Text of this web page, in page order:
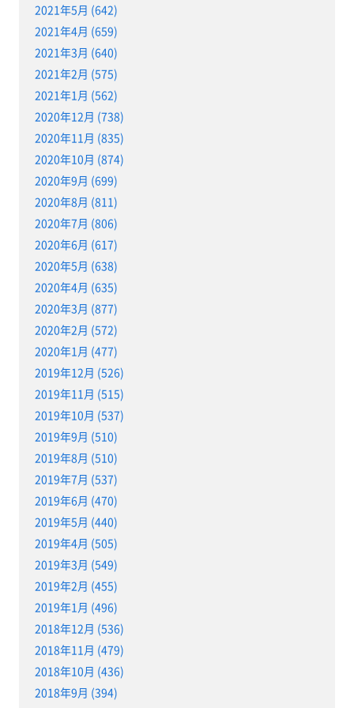
2021年5月 (642)
2021年4月 (659)
2021年3月 (640)
2021年2月 (575)
2021年1月 (562)
2020年12月 (738)
2020年11月 (835)
2020年10月 (874)
2020年9月 (699)
2020年8月 (811)
2020年7月 (806)
2020年6月 (617)
2020年5月 (638)
2020年4月 (635)
2020年3月 (877)
2020年2月 (572)
2020年1月 (477)
2019年12月 (526)
2019年11月 (515)
2019年10月 (537)
2019年9月 (510)
2019年8月 (510)
2019年7月 (537)
2019年6月 (470)
2019年5月 (440)
2019年4月 (505)
2019年3月 (549)
2019年2月 (455)
2019年1月 (496)
2018年12月 (536)
2018年11月 (479)
2018年10月 (436)
2018年9月 (394)